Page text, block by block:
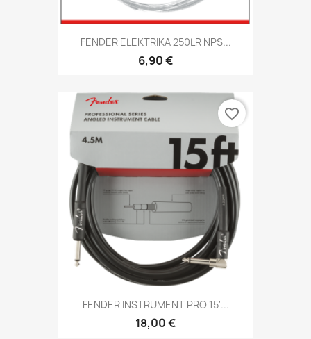
FENDER ELEKTRIKA 250LR NPS...
6,90 €
FENDER INSTRUMENT PRO 15'...
18,00 €
favorite_border